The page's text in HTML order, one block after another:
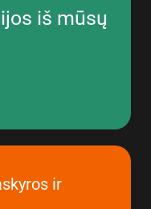
iš mūsų
ir